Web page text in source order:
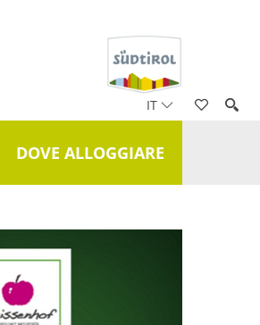
IT
DOVE ALLOGGIARE